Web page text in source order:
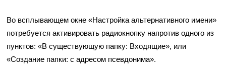
Во всплывающем окне «Настройка альтернативного имени»
потребуется активировать радиокнопку напротив одного из
пунктов: «В существующую папку: Входящие», или
«Создание папки: с адресом псевдонима».